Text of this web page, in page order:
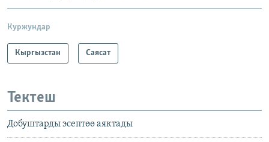
Куржундар
Кыргызстан Саясат
Тектеш
Добуштарды эсептөө аяктады